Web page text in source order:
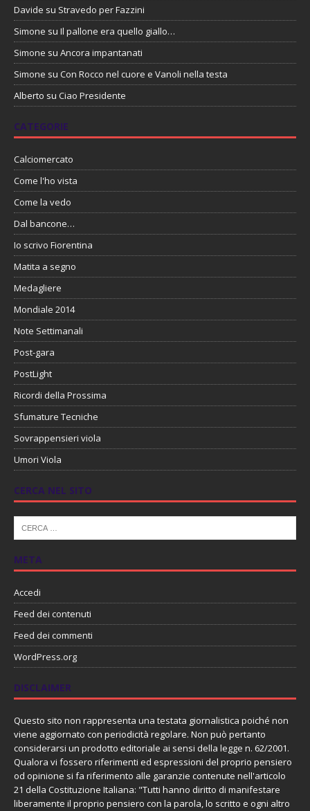
Davide su Stravedo per Fazzini
Simone su Il pallone era quello giallo…
Simone su Ancora impantanati
Simone su Con Rocco nel cuore e Vanoli nella testa
Alberto su Ciao Presidente
CATEGORIE
Calciomercato
Come l'ho vista
Come la vedo
Dal bancone…
Io scrivo Fiorentina
Matita a segno
Medagliere
Mondiale 2014
Note Settimanali
Post-gara
PostLight
Ricordi della Prossima
Sfumature Tecniche
Sovrappensieri viola
Umori Viola
CERCA NEL SITO
META
Accedi
Feed dei contenuti
Feed dei commenti
WordPress.org
DISCLAIMER
Questo sito non rappresenta una testata giornalistica poiché non
viene aggiornato con periodicità regolare. Non può pertanto
considerarsi un prodotto editoriale ai sensi della legge n. 62/2001.
Qualora vi fossero riferimenti ed espressioni del proprio pensiero
od opinione si fa riferimento alle garanzie contenute nell'articolo
21 della Costituzione Italiana: "Tutti hanno diritto di manifestare
liberamente il proprio pensiero con la parola, lo scritto e ogni altro